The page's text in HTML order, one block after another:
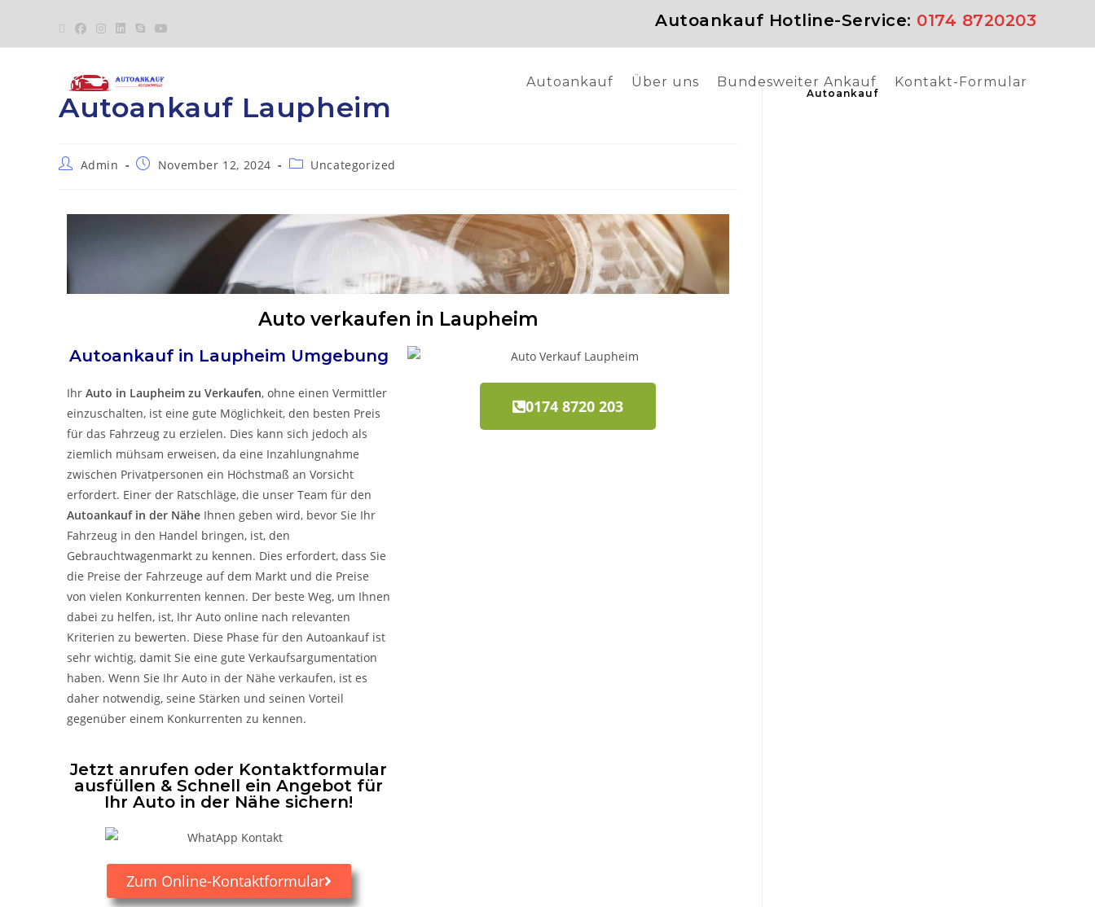
Autoankauf Hotline-Service: 0174 8720203
Autoankauf Über uns Bundesweiter Ankauf Kontakt-Formular
Autoankauf Laupheim
Admin November 12, 2024 Uncategorized
Auto verkaufen in Laupheim
Autoankauf in Laupheim Umgebung
Ihr Auto in Laupheim zu Verkaufen, ohne einen Vermittler
einzuschalten, ist eine gute Möglichkeit, den besten Preis
für das Fahrzeug zu erzielen. Dies kann sich jedoch als
ziemlich mühsam erweisen, da eine Inzahlungnahme
zwischen Privatpersonen ein Höchstmaß an Vorsicht
erfordert. Einer der Ratschläge, die unser Team für den
Autoankauf in der Nähe Ihnen geben wird, bevor Sie Ihr
Fahrzeug in den Handel bringen, ist, den
Gebrauchtwagenmarkt zu kennen. Dies erfordert, dass Sie
die Preise der Fahrzeuge auf dem Markt und die Preise
von vielen Konkurrenten kennen. Der beste Weg, um Ihnen
dabei zu helfen, ist, Ihr Auto online nach relevanten
Kriterien zu bewerten. Diese Phase für den Autoankauf ist
sehr wichtig, damit Sie eine gute Verkaufsargumentation
haben. Wenn Sie Ihr Auto in der Nähe verkaufen, ist es
daher notwendig, seine Stärken und seinen Vorteil
gegenüber einem Konkurrenten zu kennen.
0174 8720 203
Jetzt anrufen oder Kontaktformular
ausfüllen & Schnell ein Angebot für
Ihr Auto in der Nähe sichern!
Zum Online-Kontaktformular
Autoankauf